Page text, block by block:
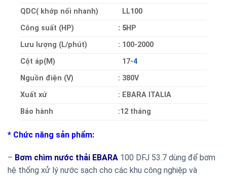
QDC( khớp nối nhanh)
LL100
Công suất (HP)
: 5HP
Lưu lượng (L/phút)
: 100-2000
Cột áp(M)
17-4
Nguồn điện (V)
: 380V
Xuất xứ
: EBARA ITALIA
Bảo hành
:12 tháng
* Chức năng sản phẩm:
– Bơm chìm nước thải EBARA 100 DFJ 53.7 dùng để bơm
hệ thống xử lý nước sạch cho các khu công nghiệp và